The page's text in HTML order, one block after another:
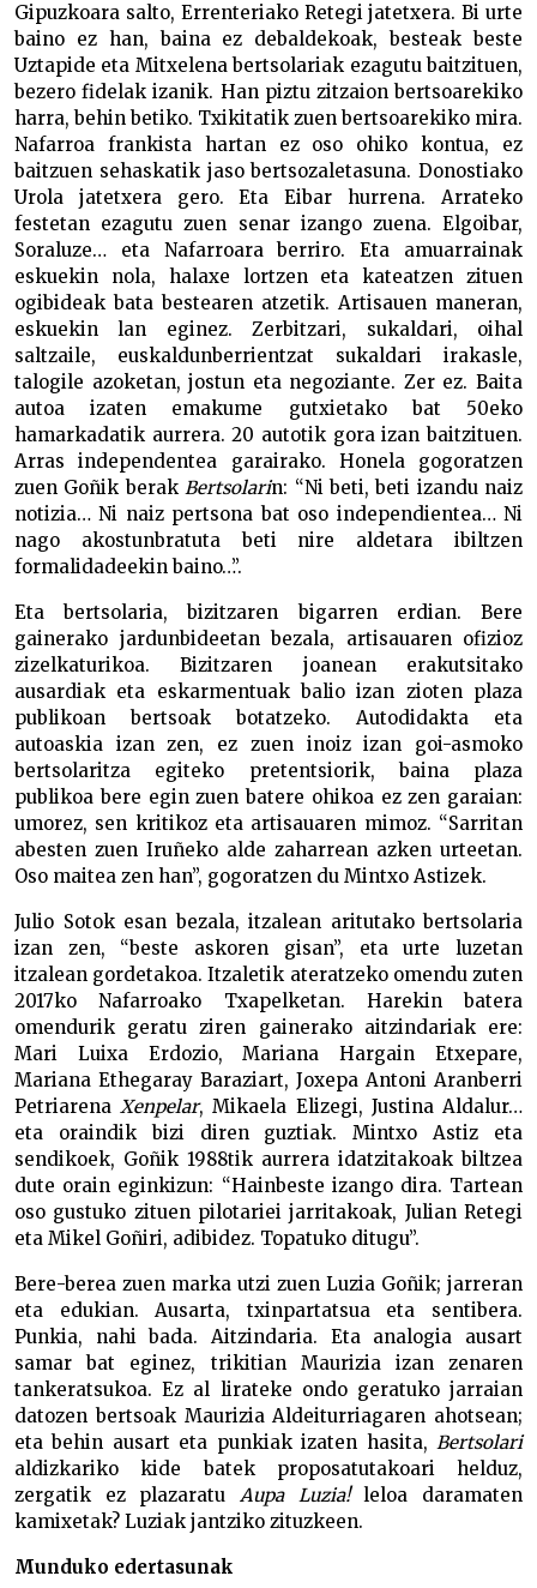
Gipuzkoara salto, Errenteriako Retegi jatetxera. Bi urte
baino ez han, baina ez debaldekoak, besteak beste
Uztapide eta Mitxelena bertsolariak ezagutu baitzituen,
bezero fidelak izanik. Han piztu zitzaion bertsoarekiko
harra, behin betiko. Txikitatik zuen bertsoarekiko mira.
Nafarroa frankista hartan ez oso ohiko kontua, ez
baitzuen sehaskatik jaso bertsozaletasuna. Donostiako
Urola jatetxera gero. Eta Eibar hurrena. Arrateko
festetan ezagutu zuen senar izango zuena. Elgoibar,
Soraluze… eta Nafarroara berriro. Eta amuarrainak
eskuekin nola, halaxe lortzen eta kateatzen zituen
ogibideak bata bestearen atzetik. Artisauen maneran,
eskuekin lan eginez. Zerbitzari, sukaldari, oihal
saltzaile, euskaldunberrientzat sukaldari irakasle,
talogile azoketan, jostun eta negoziante. Zer ez. Baita
autoa izaten emakume gutxietako bat 50eko
hamarkadatik aurrera. 20 autotik gora izan baitzituen.
Arras independentea garairako. Honela gogoratzen
zuen Goñik berakBertsolarin: “Ni beti, beti izandu naiz
notizia… Ni naiz pertsona bat oso independientea… Ni
nago akostunbratuta beti nire aldetara ibiltzen
formalidadeekin baino…”.
Eta bertsolaria, bizitzaren bigarren erdian. Bere
gainerako jardunbideetan bezala, artisauaren ofizioz
zizelkaturikoa. Bizitzaren joanean erakutsitako
ausardiak eta eskarmentuak balio izan zioten plaza
publikoan bertsoak botatzeko. Autodidakta eta
autoaskia izan zen, ez zuen inoiz izan goi-asmoko
bertsolaritza egiteko pretentsiorik, baina plaza
publikoa bere egin zuen batere ohikoa ez zen garaian:
umorez, sen kritikoz eta artisauaren mimoz. “Sarritan
abesten zuen Iruñeko alde zaharrean azken urteetan.
Oso maitea zen han”, gogoratzen du Mintxo Astizek.
Julio Sotok esan bezala, itzalean aritutako bertsolaria
izan zen, “beste askoren gisan”, eta urte luzetan
itzalean gordetakoa. Itzaletik ateratzeko omendu zuten
2017ko Nafarroako Txapelketan. Harekin batera
omendurik geratu ziren gainerako aitzindariak ere:
Mari Luixa Erdozio, Mariana Hargain Etxepare,
Mariana Ethegaray Baraziart, Joxepa Antoni Aranberri
PetriarenaXenpelar, Mikaela Elizegi, Justina Aldalur…
eta oraindik bizi diren guztiak. Mintxo Astiz eta
sendikoek, Goñik 1988tik aurrera idatzitakoak biltzea
dute orain eginkizun: “Hainbeste izango dira. Tartean
oso gustuko zituen pilotariei jarritakoak, Julian Retegi
eta Mikel Goñiri, adibidez. Topatuko ditugu”.
Bere-berea zuen marka utzi zuen Luzia Goñik; jarreran
eta edukian. Ausarta, txinpartatsua eta sentibera.
Punkia, nahi bada. Aitzindaria. Eta analogia ausart
samar bat eginez, trikitian Maurizia izan zenaren
tankeratsukoa. Ez al lirateke ondo geratuko jarraian
datozen bertsoak Maurizia Aldeiturriagaren ahotsean;
eta behin ausart eta punkiak izaten hasita, Bertsolari
aldizkariko kide batek proposatutakoari helduz,
zergatik ez plazaratu Aupa Luzia!leloa daramaten
kamixetak? Luziak jantziko zituzkeen.
Munduko edertasunak